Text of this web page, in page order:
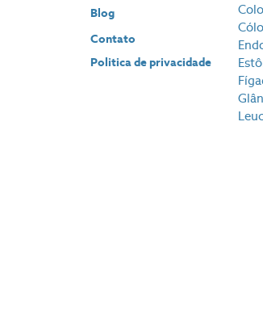
Blog
Contato
Politica de privacidade